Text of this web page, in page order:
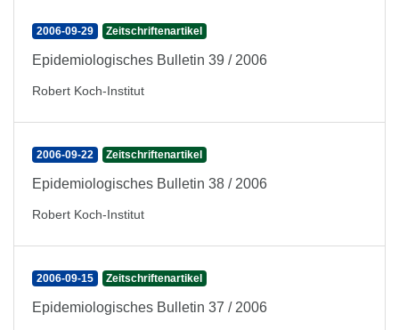
2006-09-29 Zeitschriftenartikel
Epidemiologisches Bulletin 39 / 2006
Robert Koch-Institut
2006-09-22 Zeitschriftenartikel
Epidemiologisches Bulletin 38 / 2006
Robert Koch-Institut
2006-09-15 Zeitschriftenartikel
Epidemiologisches Bulletin 37 / 2006